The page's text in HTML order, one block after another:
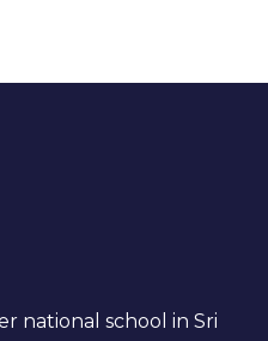
national school in Sri